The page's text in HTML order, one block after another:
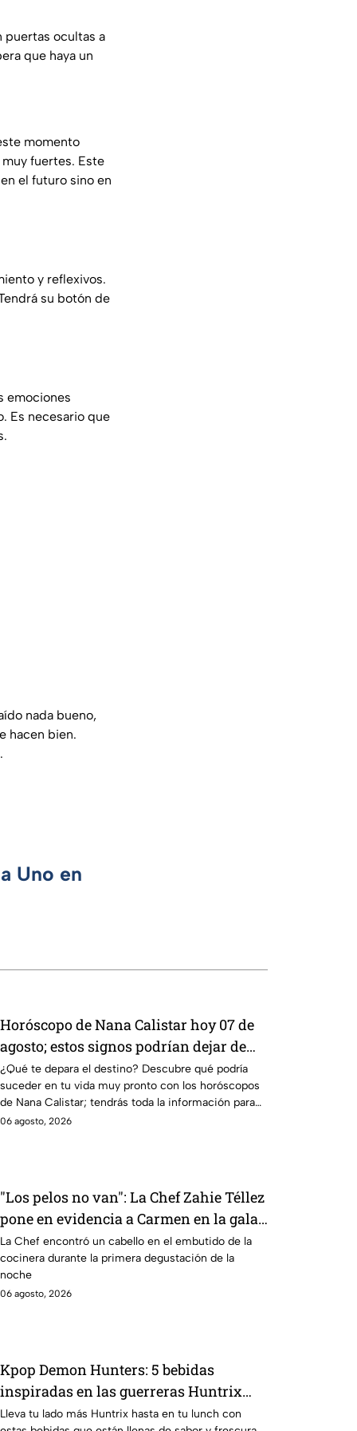
puertas ocultas a
que haya un
momento
fuertes. Este
el futuro sino en
y reflexivos.
su botón de
emociones
Es necesario que
nada bueno,
hacen bien.
Uno en
Horóscopo de Nana Calistar hoy 07 de
agosto; estos signos podrían dejar de
estar solteros más pronto de lo que
imaginan y recibir propuestas
laborales
¿Qué te depara el destino? Descubre qué podría
suceder en tu vida muy pronto con los horóscopos
de Nana Calistar; tendrás toda la información para
afrontar el futuro.
06 agosto, 2026
"Los pelos no van": La Chef Zahie Téllez
pone en evidencia a Carmen en la gala
de mandiles negros de MasterChef 24/7
La Chef encontró un cabello en el embutido de la
cocinera durante la primera degustación de la
noche
06 agosto, 2026
Kpop Demon Hunters: 5 bebidas
inspiradas en las guerreras Huntrix
para llevar a la escuela este regreso a
Lleva tu lado más Huntrix hasta en tu lunch con